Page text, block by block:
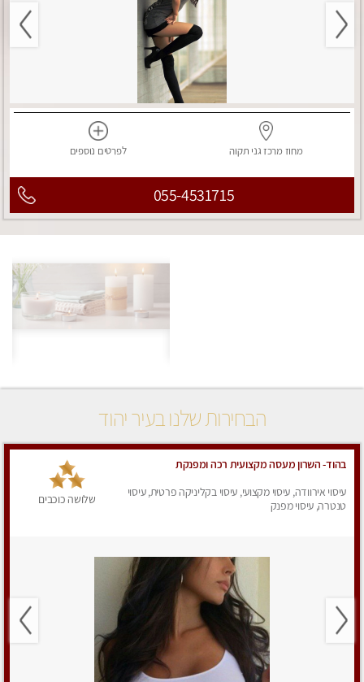
מחוז מרכז גני תקוה לפרטים נוספים
055-4531715
הבחירות שלנו בעיר יהוד
בהוד- השרון מעסה מקצועית רכה ומפנקת
עיסוי אירוודה, עיסוי מקצועי, עיסוי בקליניקה פרטית, עיסוי
טנטרה, עיסוי מפנק
שלושה כוכבים